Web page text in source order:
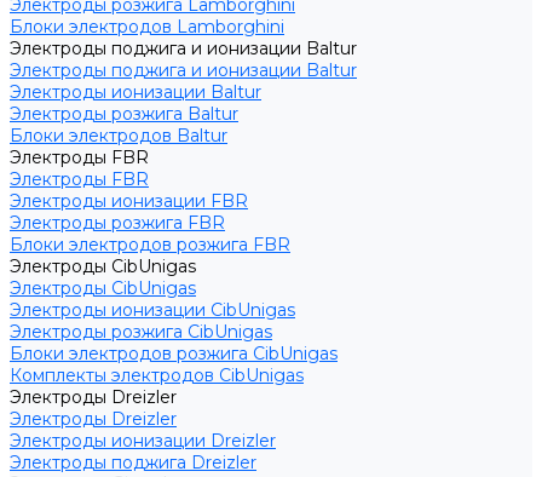
Электроды розжига Lamborghini
Блоки электродов Lamborghini
Электроды поджига и ионизации Baltur
Электроды поджига и ионизации Baltur
Электроды ионизации Baltur
Электроды розжига Baltur
Блоки электродов Baltur
Электроды FBR
Электроды FBR
Электроды ионизации FBR
Электроды розжига FBR
Блоки электродов розжига FBR
Электроды CibUnigas
Электроды CibUnigas
Электроды ионизации CibUnigas
Электроды розжига CibUnigas
Блоки электродов розжига CibUnigas
Комплекты электродов CibUnigas
Электроды Dreizler
Электроды Dreizler
Электроды ионизации Dreizler
Электроды поджига Dreizler